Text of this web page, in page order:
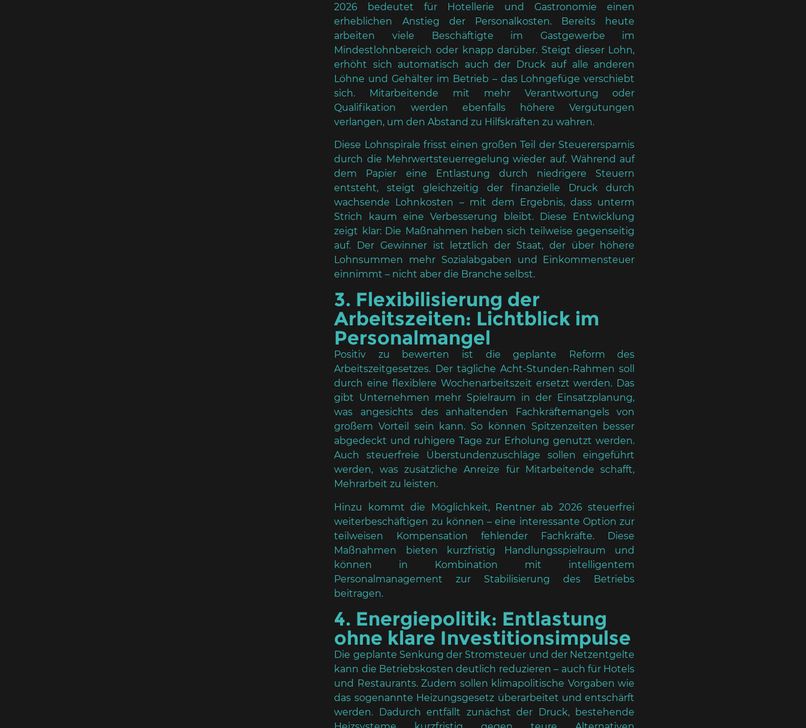
2026 bedeutet für Hotellerie und Gastronomie einen
erheblichen Anstieg der Personalkosten. Bereits heute
arbeiten viele Beschäftigte im Gastgewerbe im
Mindestlohnbereich oder knapp darüber. Steigt dieser Lohn,
erhöht sich automatisch auch der Druck auf alle anderen
Löhne und Gehälter im Betrieb – das Lohngefüge verschiebt
sich. Mitarbeitende mit mehr Verantwortung oder
Qualifikation werden ebenfalls höhere Vergütungen
verlangen, um den Abstand zu Hilfskräften zu wahren.
Diese Lohnspirale frisst einen großen Teil der Steuerersparnis
durch die Mehrwertsteuerregelung wieder auf. Während auf
dem Papier eine Entlastung durch niedrigere Steuern
entsteht, steigt gleichzeitig der finanzielle Druck durch
wachsende Lohnkosten – mit dem Ergebnis, dass unterm
Strich kaum eine Verbesserung bleibt. Diese Entwicklung
zeigt klar: Die Maßnahmen heben sich teilweise gegenseitig
auf. Der Gewinner ist letztlich der Staat, der über höhere
Lohnsummen mehr Sozialabgaben und Einkommensteuer
einnimmt – nicht aber die Branche selbst.
3. Flexibilisierung der
Arbeitszeiten: Lichtblick im
Personalmangel
Positiv zu bewerten ist die geplante Reform des
Arbeitszeitgesetzes. Der tägliche Acht-Stunden-Rahmen soll
durch eine flexiblere Wochenarbeitszeit ersetzt werden. Das
gibt Unternehmen mehr Spielraum in der Einsatzplanung,
was angesichts des anhaltenden Fachkräftemangels von
großem Vorteil sein kann. So können Spitzenzeiten besser
abgedeckt und ruhigere Tage zur Erholung genutzt werden.
Auch steuerfreie Überstundenzuschläge sollen eingeführt
werden, was zusätzliche Anreize für Mitarbeitende schafft,
Mehrarbeit zu leisten.
Hinzu kommt die Möglichkeit, Rentner ab 2026 steuerfrei
weiterbeschäftigen zu können – eine interessante Option zur
teilweisen Kompensation fehlender Fachkräfte. Diese
Maßnahmen bieten kurzfristig Handlungsspielraum und
können in Kombination mit intelligentem
Personalmanagement zur Stabilisierung des Betriebs
beitragen.
4. Energiepolitik: Entlastung
ohne klare Investitionsimpulse
Die geplante Senkung der Stromsteuer und der Netzentgelte
kann die Betriebskosten deutlich reduzieren – auch für Hotels
und Restaurants. Zudem sollen klimapolitische Vorgaben wie
das sogenannte Heizungsgesetz überarbeitet und entschärft
werden. Dadurch entfällt zunächst der Druck, bestehende